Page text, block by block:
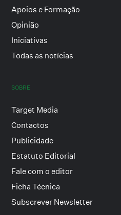
Apoios e Formação
Opinião
Iniciativas
Todas as notícias
SOBRE
Target Media
Contactos
Publicidade
Estatuto Editorial
Fale com o editor
Ficha Técnica
Subscrever Newsletter